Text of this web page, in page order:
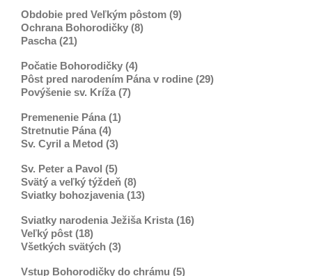
Obdobie pred Veľkým pôstom (9)
Ochrana Bohorodičky (8)
Pascha (21)
Počatie Bohorodičky (4)
Pôst pred narodením Pána v rodine (29)
Povýšenie sv. Kríža (7)
Premenenie Pána (1)
Stretnutie Pána (4)
Sv. Cyril a Metod (3)
Sv. Peter a Pavol (5)
Svätý a veľký týždeň (8)
Sviatky bohozjavenia (13)
Sviatky narodenia Ježiša Krista (16)
Veľký pôst (18)
Všetkých svätých (3)
Vstup Bohorodičky do chrámu (5)